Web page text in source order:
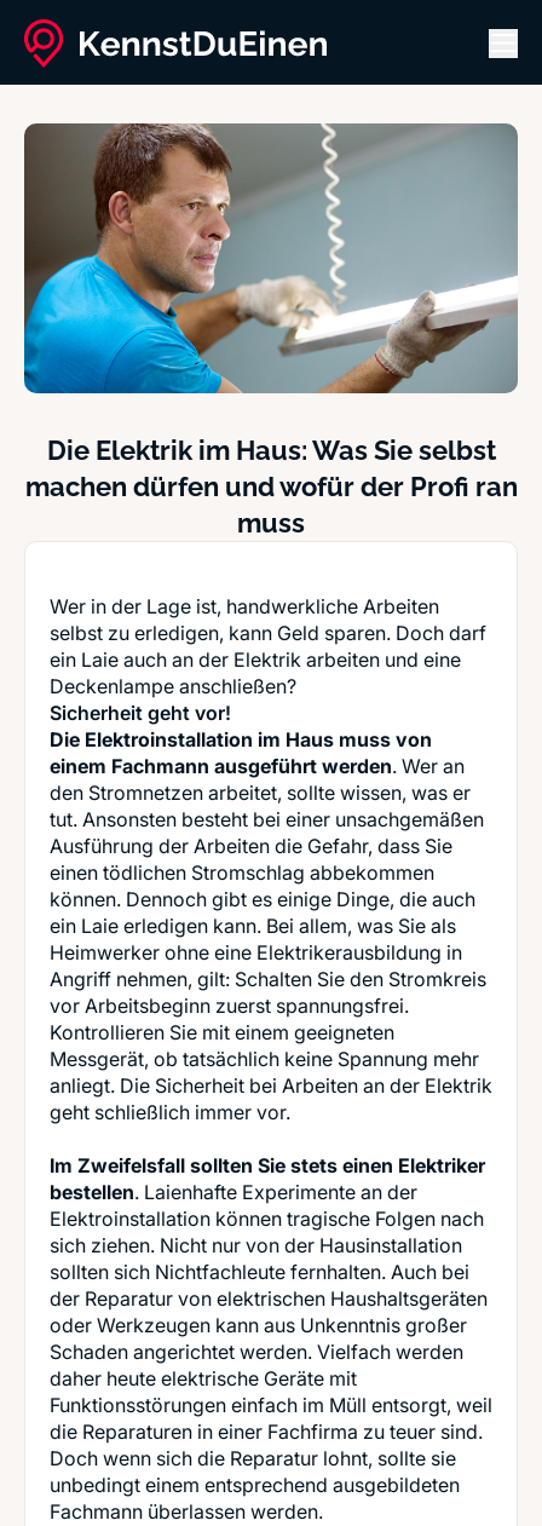
Die Elektrik im Haus: Was Sie selbst
machen dürfen und wofür der Profi ran
muss
Wer in der Lage ist, handwerkliche Arbeiten
selbst zu erledigen, kann Geld sparen. Doch darf
ein Laie auch an der Elektrik arbeiten und eine
Sicherheit geht vor!
Die Elektroinstallation im Haus muss von
einem Fachmann ausgeführt werden. Wer an
den Stromnetzen arbeitet, sollte wissen, was er
tut. Ansonsten besteht bei einer unsachgemäßen
Ausführung der Arbeiten die Gefahr, dass Sie
einen tödlichen Stromschlag abbekommen
können. Dennoch gibt es einige Dinge, die auch
ein Laie erledigen kann. Bei allem, was Sie als
Heimwerker ohne eine Elektrikerausbildung in
Angriff nehmen, gilt: Schalten Sie den Stromkreis
vor Arbeitsbeginn zuerst spannungsfrei.
Kontrollieren Sie mit einem geeigneten
Messgerät, ob tatsächlich keine Spannung mehr
anliegt. Die Sicherheit bei Arbeiten an der Elektrik
geht schließlich immer vor.
Im Zweifelsfall sollten Sie stets einen Elektriker
bestellen. Laienhafte Experimente an der
Elektroinstallation können tragische Folgen nach
sich ziehen. Nicht nur von der Hausinstallation
sollten sich Nichtfachleute fernhalten. Auch bei
der Reparatur von elektrischen Haushaltsgeräten
oder Werkzeugen kann aus Unkenntnis großer
Schaden angerichtet werden. Vielfach werden
daher heute elektrische Geräte mit
Funktionsstörungen einfach im Müll entsorgt, weil
die Reparaturen in einer Fachfirma zu teuer sind.
Doch wenn sich die Reparatur lohnt, sollte sie
unbedingt einem entsprechend ausgebildeten
Fachmann überlassen werden.